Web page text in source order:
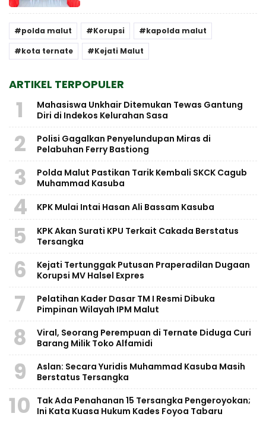
polda malut Korupsi
kapolda malut
kota ternate
Kejati Malut
ARTIKEL TERPOPULER
1
Mahasiswa Unkhair Ditemukan Tewas Gantung
Diri di Indekos Kelurahan Sasa
2
Polisi Gagalkan Penyelundupan Miras di
Pelabuhan Ferry Bastiong
3
Polda Malut Pastikan Tarik Kembali SKCK Cagub
Muhammad Kasuba
4 KPK Mulai Intai Hasan Ali Bassam Kasuba
5
KPK Akan Surati KPU Terkait Cakada Berstatus
Tersangka
6
Kejati Tertunggak Putusan Praperadilan Dugaan
Korupsi MV Halsel Expres
7
Pelatihan Kader Dasar TM I Resmi Dibuka
Pimpinan Wilayah IPM Malut
8
Viral, Seorang Perempuan di Ternate Diduga Curi
Barang Milik Toko Alfamidi
9
Aslan: Secara Yuridis Muhammad Kasuba Masih
Berstatus Tersangka
10
Tak Ada Penahanan 15 Tersangka Pengeroyokan;
Ini Kata Kuasa Hukum Kades Foyoa Tabaru